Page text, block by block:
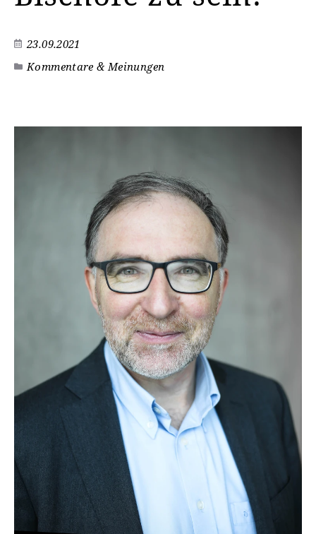
23.09.2021
Kommentare & Meinungen